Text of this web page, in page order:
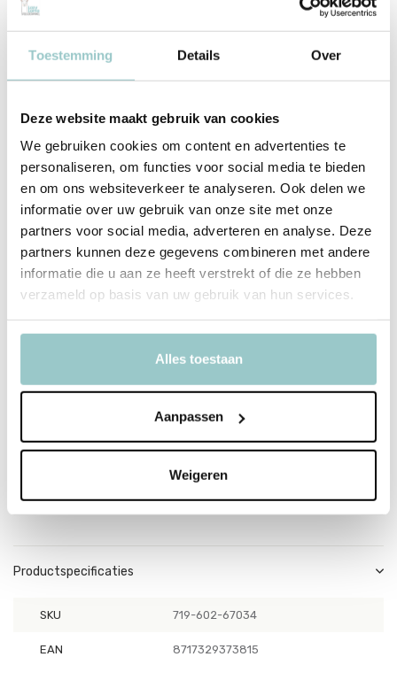
Toestemming Details Over
Deze website maakt gebruik van cookies
We gebruiken cookies om content en advertenties te
personaliseren, om functies voor social media te bieden
en om ons websiteverkeer te analyseren. Ook delen we
informatie over uw gebruik van onze site met onze
partners voor social media, adverteren en analyse. Deze
partners kunnen deze gegevens combineren met andere
informatie die u aan ze heeft verstrekt of die ze hebben
verzameld op basis van uw gebruik van hun services.
Alles toestaan
Aanpassen
Weigeren
Maak van elke dag een feestje van met deze leuke stoffen
vlaggenlijn!
De vlaggetjes hebben de mooie neutrale kleuren Biscuit en Ivory.
en 3 Ivory. Aan beide zijden vind je een touwtje van 20 cm om de
vlaggenlijn mee op te hangen. Super leuk voor feestjes of voor op
de babykamer! Maak het feestje compleet met de bijpassende
lang. Aan beide zijden zit een touwtje van 20 cm om de vlaggenlijn
Wassen
Je kunt de vlaggenlijn met de handwassen. Je kunt het item niet in
de droger doen of strijken.
Productspecificaties
SKU 719-602-67034
EAN 8717329373815